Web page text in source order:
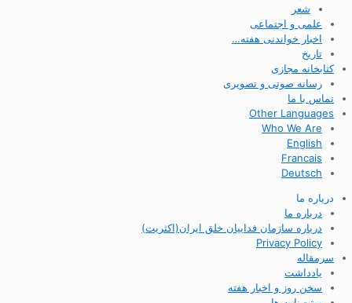
شعر
علمی و اجتماعی
اخبار خواندنی هفته…
تاریخ
کتابخانه مجازی
رسانه صوتی و تصویری
تماس با ما
Other Languages
Who We Are
English
Francais
Deutsch
درباره ما
درباره ما
درباره سازمان فداییان خلق ایران(اکثریت)
Privacy Policy
سرمقاله
یادداشت
سخن روز و اخبار هفته